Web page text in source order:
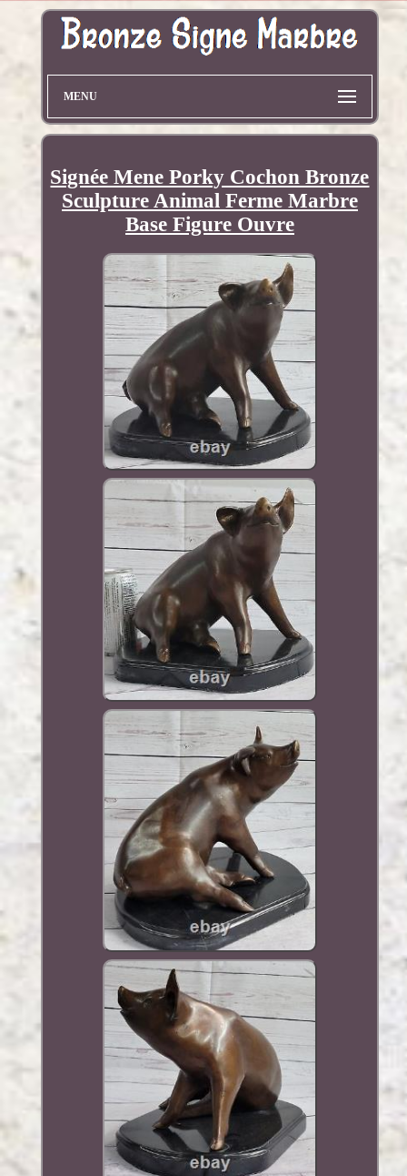
MENU
Signée Mene Porky Cochon Bronze
Sculpture Animal Ferme Marbre
Base Figure Ouvre